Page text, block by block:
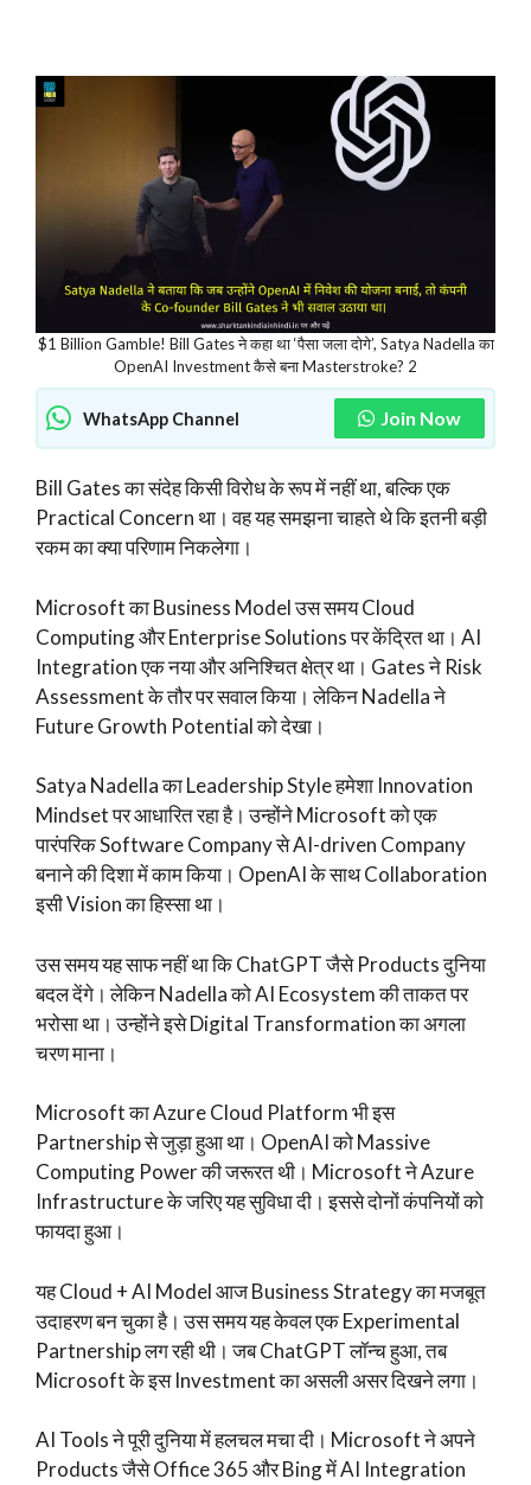
$1 Billion Gamble! Bill Gates ने कहा था ‘पैसा जला दोगे’, Satya Nadella का
OpenAI Investment कैसे बना Masterstroke? 2
WhatsApp Channel Join Now
Bill Gates का संदेह किसी विरोध के रूप में नहीं था, बल्कि एक
Practical Concern था। वह यह समझना चाहते थे कि इतनी बड़ी
रकम का क्या परिणाम निकलेगा।
Microsoft का Business Model उस समय Cloud
Computing और Enterprise Solutions पर केंद्रित था। AI
Integration एक नया और अनिश्चित क्षेत्र था। Gates ने Risk
Assessment के तौर पर सवाल किया। लेकिन Nadella ने
Future Growth Potential को देखा।
Satya Nadella का Leadership Style हमेशा Innovation
Mindset पर आधारित रहा है। उन्होंने Microsoft को एक
पारंपरिक Software Company से AI-driven Company
बनाने की दिशा में काम किया। OpenAI के साथ Collaboration
इसी Vision का हिस्सा था।
उस समय यह साफ नहीं था कि ChatGPT जैसे Products दुनिया
बदल देंगे। लेकिन Nadella को AI Ecosystem की ताकत पर
भरोसा था। उन्होंने इसे Digital Transformation का अगला
चरण माना।
Microsoft का Azure Cloud Platform भी इस
Partnership से जुड़ा हुआ था। OpenAI को Massive
Computing Power की जरूरत थी। Microsoft ने Azure
Infrastructure के जरिए यह सुविधा दी। इससे दोनों कंपनियों को
फायदा हुआ।
यह Cloud + AI Model आज Business Strategy का मजबूत
उदाहरण बन चुका है। उस समय यह केवल एक Experimental
Partnership लग रही थी। जब ChatGPT लॉन्च हुआ, तब
Microsoft के इस Investment का असली असर दिखने लगा।
AI Tools ने पूरी दुनिया में हलचल मचा दी। Microsoft ने अपने
Products जैसे Office 365 और Bing में AI Integration